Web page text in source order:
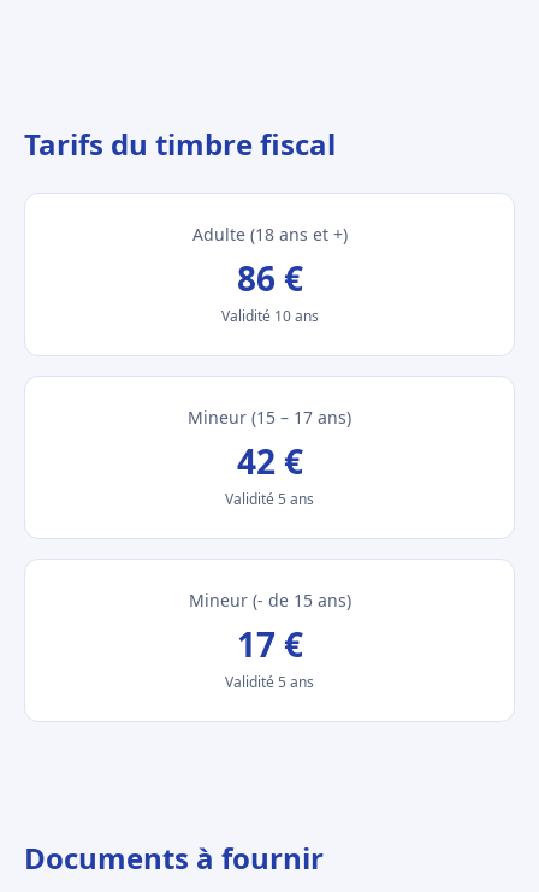
Tarifs du timbre fiscal
Adulte (18 ans et +)
86 €
Validité 10 ans
Mineur (15 – 17 ans)
42 €
Validité 5 ans
Mineur (- de 15 ans)
17 €
Validité 5 ans
Documents à fournir